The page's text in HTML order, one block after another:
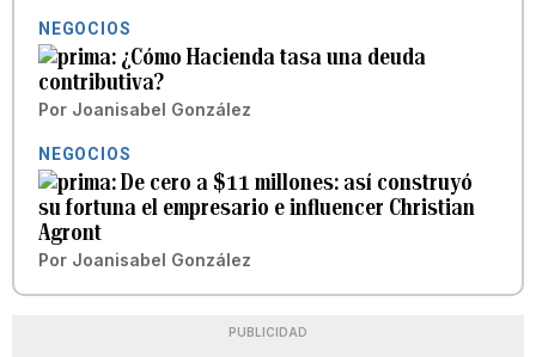
NEGOCIOS
¿Cómo Hacienda tasa una deuda
contributiva?
Por Joanisabel González
NEGOCIOS
De cero a $11 millones: así construyó
su fortuna el empresario e influencer Christian
Agront
Por Joanisabel González
PUBLICIDAD